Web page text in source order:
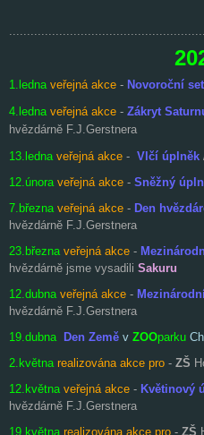
1.ledna veřejná akce - Novoroční
4.ledna veřejná akce - Zákryt
hvězdárně F.J.Gerstnera
13.ledna veřejná akce - Vlčí úplněk
12.února veřejná akce - Sněžný
7.března veřejná akce - Den
hvězdárně F.J.Gerstnera
23.března veřejná akce -
hvězdárně jsme vysadili Sakuru
12.dubna veřejná akce -
hvězdárně F.J.Gerstnera
19.dubna Den Země v ZOOparku
2.května realizována akce pro - ZŠ
12.května veřejná akce - Květinový
hvězdárně F.J.Gerstnera
19.května realizována akce pro - ZŠ